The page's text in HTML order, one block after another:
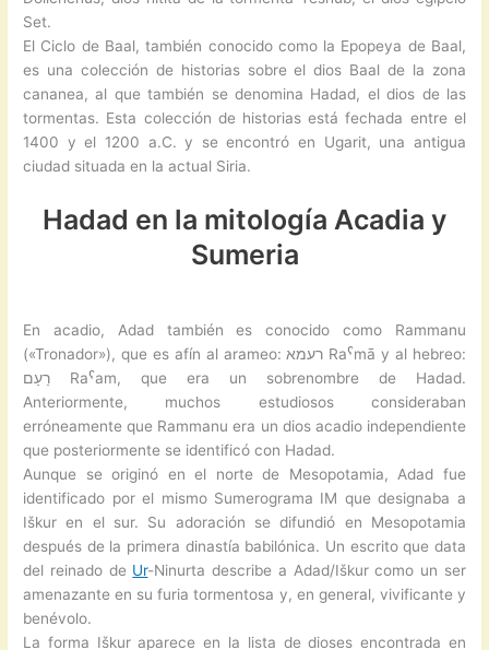
Set.
El Ciclo de Baal, también conocido como la Epopeya de Baal,
es una colección de historias sobre el dios Baal de la zona
cananea, al que también se denomina Hadad, el dios de las
tormentas. Esta colección de historias está fechada entre el
1400 y el 1200 a.C. y se encontró en Ugarit, una antigua
ciudad situada en la actual Siria.
Hadad en la mitología Acadia y
Sumeria
En acadio, Adad también es conocido como Rammanu
(«Tronador»), que es afín al arameo: רעמא Raˁmā y al hebreo:
רַעַם Raˁam, que era un sobrenombre de Hadad.
Anteriormente, muchos estudiosos consideraban
erróneamente que Rammanu era un dios acadio independiente
que posteriormente se identificó con Hadad.
Aunque se originó en el norte de Mesopotamia, Adad fue
identificado por el mismo Sumerograma IM que designaba a
Iškur en el sur. Su adoración se difundió en Mesopotamia
después de la primera dinastía babilónica. Un escrito que data
del reinado de Ur-Ninurta describe a Adad/Iškur como un ser
amenazante en su furia tormentosa y, en general, vivificante y
benévolo.
La forma Iškur aparece en la lista de dioses encontrada en